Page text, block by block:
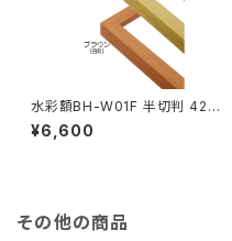
水彩額BH-W01F 半切判 423
×545ミリ
¥6,600
その他の商品